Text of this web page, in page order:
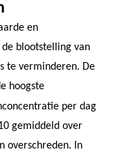
en
blootstelling van
te verminderen. De
hoogste
per dag
gemiddeld over
overschreden. In